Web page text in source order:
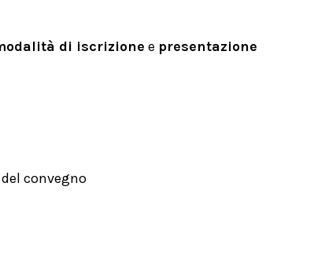
di iscrizione e presentazione
convegno